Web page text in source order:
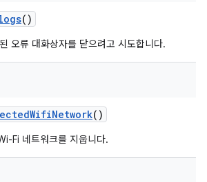
()
오류 대화상자를 닫으려고 시도합니다.
WifiNetwork()
Fi 네트워크를 지웁니다.